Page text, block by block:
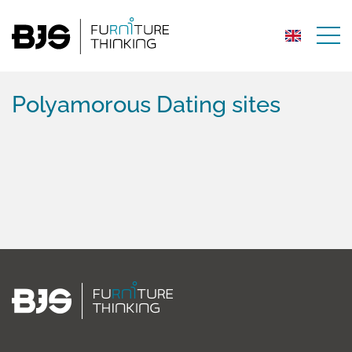
Polyamorous Dating sites